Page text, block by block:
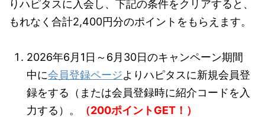
りハピタスに入会し、下記の条件をクリアすると、
もれなく合計2,400円分のポイントをもらえます。
2026年6月1日～6月30日のキャンペーン期間
中に会員登録ページよりハピタスに新規会員登
録をする（または会員登録時に紹介コードを入
力する）。
（200ポイントGET！）